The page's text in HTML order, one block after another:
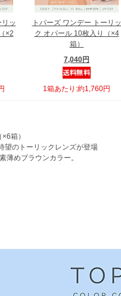
ッ
×2
トパーズ ワンデー トーリッ
ク オパール 10枚入り（×4
箱）
7,040円
1箱あたり:約1,760円
箱）
望のトーリックレンズが登場
薄めブラウンカラー。